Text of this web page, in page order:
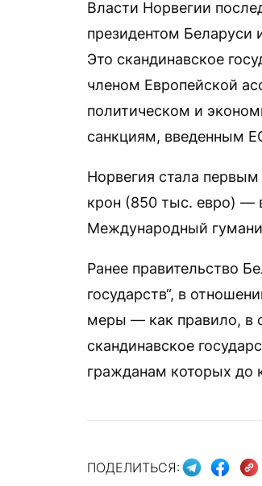
Власти Норвегии
президентом Беларуси
Это скандинавское
членом Европейской
политическом и
санкциям, введенным
Норвегия стала первым
крон (850 тыс. евро) —
Международный
Ранее правительство
государств“, в
меры — как правило, в
скандинавское
гражданам которых до
ПОДЕЛИТЬСЯ: